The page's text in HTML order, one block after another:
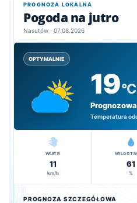
PROGNOZA LOKALNA
Pogoda na jutro
Nasutów · 07.08.2026
OPTYMALNIE
19°C
Temperatura
WIATR
11
km/h
61
%
PROGNOZA SZCZEGÓŁOWA